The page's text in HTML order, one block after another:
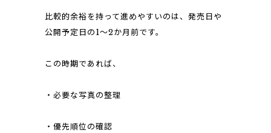
比較的余裕を持って進めやすいのは、発売日や
公開予定日の1〜2か月前です。
この時期であれば、
・必要な写真の整理
・優先順位の確認